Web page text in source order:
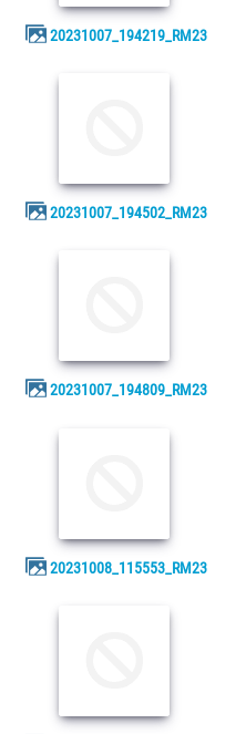
20231007_194219_RM23
20231007_194502_RM23
20231007_194809_RM23
20231008_115553_RM23